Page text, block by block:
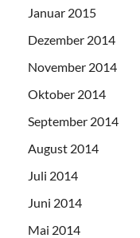
Januar 2015
Dezember 2014
November 2014
Oktober 2014
September 2014
August 2014
Juli 2014
Juni 2014
Mai 2014